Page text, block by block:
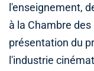
l'enseignement,
à la Chambre
présentation du
l'industrie